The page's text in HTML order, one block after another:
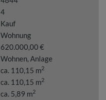
4
Kauf
Wohnung
620.000,00 €
Wohnen Anlage
ca. 110,15 m2
ca. 110,15 m2
ca. 5,89 m2